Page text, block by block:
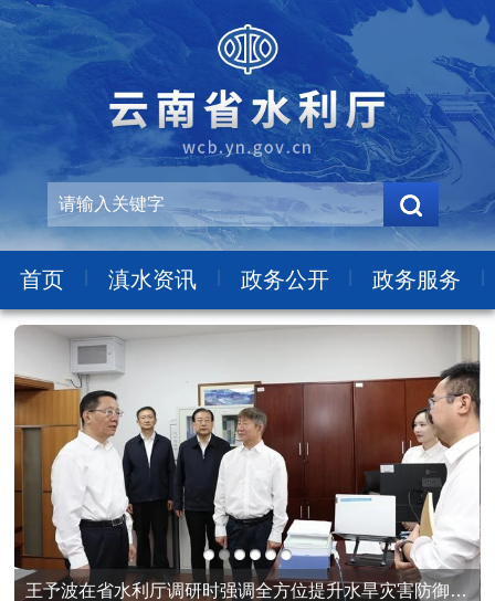
首页 滇水资讯 政务公开 政务服务
王予波在省水利厅调研时强调全方位提升水旱灾害防御能力 真抓实干推动水利高质量发展